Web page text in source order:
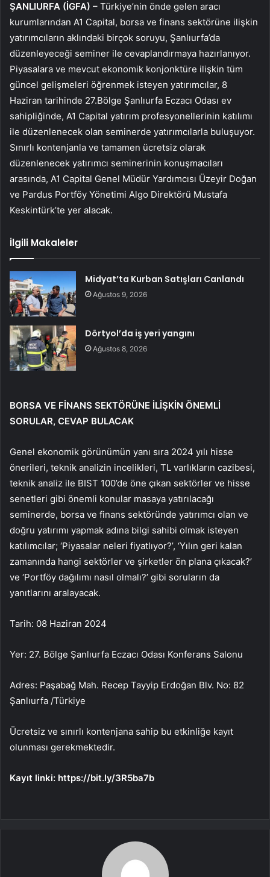
ŞANLIURFA (İGFA) – Türkiye’nin önde gelen aracı
kurumlarından A1 Capital, borsa ve finans sektörüne ilişkin
yatırımcıların aklındaki birçok soruyu, Şanlıurfa’da
düzenleyeceği seminer ile cevaplandırmaya hazırlanıyor.
Piyasalara ve mevcut ekonomik konjonktüre ilişkin tüm
güncel gelişmeleri öğrenmek isteyen yatırımcılar, 8
Haziran tarihinde 27.Bölge Şanlıurfa Eczacı Odası ev
sahipliğinde, A1 Capital yatırım profesyonellerinin katılımı
ile düzenlenecek olan seminerde yatırımcılarla buluşuyor.
Sınırlı kontenjanla ve tamamen ücretsiz olarak
düzenlenecek yatırımcı seminerinin konuşmacıları
arasında, A1 Capital Genel Müdür Yardımcısı Üzeyir Doğan
ve Pardus Portföy Yönetimi Algo Direktörü Mustafa
Keskintürk’te yer alacak.
İlgili Makaleler
Midyat’ta Kurban Satışları Canlandı
Ağustos 9, 2026
Dörtyol’da iş yeri yangını
Ağustos 8, 2026
BORSA VE FİNANS SEKTÖRÜNE İLİŞKİN ÖNEMLİ
SORULAR, CEVAP BULACAK
Genel ekonomik görünümün yanı sıra 2024 yılı hisse
önerileri, teknik analizin incelikleri, TL varlıkların cazibesi,
teknik analiz ile BIST 100’de öne çıkan sektörler ve hisse
senetleri gibi önemli konular masaya yatırılacağı
seminerde, borsa ve finans sektöründe yatırımcı olan ve
doğru yatırımı yapmak adına bilgi sahibi olmak isteyen
katılımcılar; ‘Piyasalar neleri fiyatlıyor?’, ‘Yılın geri kalan
zamanında hangi sektörler ve şirketler ön plana çıkacak?’
ve ‘Portföy dağılımı nasıl olmalı?’ gibi soruların da
yanıtlarını aralayacak.
Tarih: 08 Haziran 2024
Yer: 27. Bölge Şanlıurfa Eczacı Odası Konferans Salonu
Adres: Paşabağ Mah. Recep Tayyip Erdoğan Blv. No: 82
Şanlıurfa /Türkiye
Ücretsiz ve sınırlı kontenjana sahip bu etkinliğe kayıt
olunması gerekmektedir.
Kayıt linki: https://bit.ly/3R5ba7b